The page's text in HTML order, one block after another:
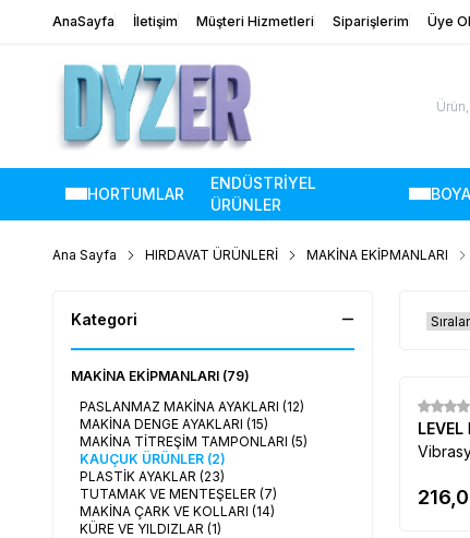
AnaSayfa İletişim Müşteri Hizmetleri Siparişlerim Üye Ol
HORTUMLAR
ENDÜSTRİYEL
ÜRÜNLER
Ana Sayfa HIRDAVAT ÜRÜNLERİ MAKİNA EKİPMANLARI
Kategori
MAKİNA EKİPMANLARI (79)
PASLANMAZ MAKİNA AYAKLARI (12)
MAKİNA DENGE AYAKLARI (15)
MAKİNA TİTREŞİM TAMPONLARI (5)
KAUÇUK ÜRÜNLER (2)
PLASTİK AYAKLAR (23)
TUTAMAK VE MENTEŞELER (7)
MAKİNA ÇARK VE KOLLARI (14)
KÜRE VE YILDIZLAR (1)
Yeni
LEVEL